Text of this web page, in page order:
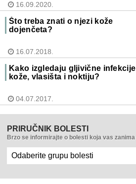
16.09.2020.
Što treba znati o njezi kože
dojenčeta?
16.07.2018.
Kako izgledaju gljivične infekcije
kože, vlasišta i noktiju?
04.07.2017.
PRIRUČNIK BOLESTI
Brzo se informirajte o bolesti koja vas zanima